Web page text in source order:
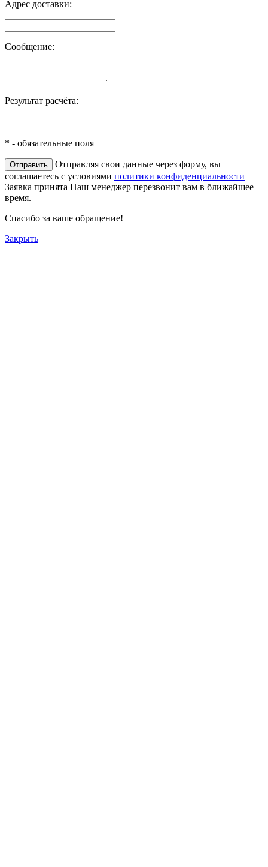
Адрес доставки:
Сообщение:
Результат расчёта:
* - обязательные поля
Отправляя свои данные через форму, вы
соглашаетесь с условиями политики конфиденциальности
Заявка принята Наш менеджер перезвонит вам в ближайшее
время.
Спасибо за ваше обращение!
Закрыть